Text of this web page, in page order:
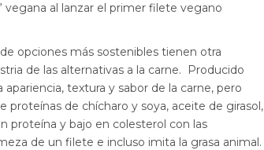
vegana al lanzar el primer filete vegano
opciones más sostenibles tienen otra
de las alternativas a la carne. Producido
textura y sabor de la carne, pero
proteínas de chícharo y soya, aceite de girasol,
proteína y bajo en colesterol con las
de un filete e incluso imita la grasa animal.